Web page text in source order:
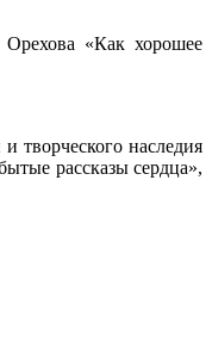
Орехова «Как хорошее
творческого наследия
рассказы сердца»,